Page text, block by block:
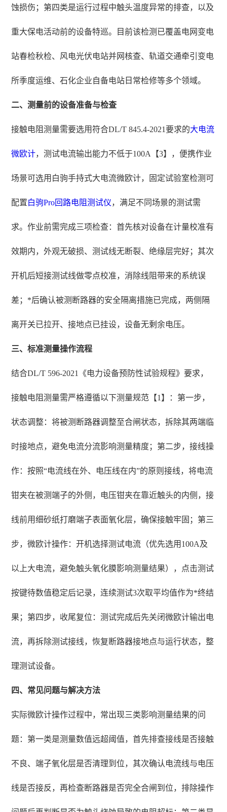
蚀损伤；第四类是运行过程中触头温度异常的排查，以及
重大保电活动前的设备特巡。目前该检测已覆盖电网变电
站春检秋检、风电光伏电站并网核查、轨道交通牵引变电
所季度运维、石化企业自备电站日常检修等多个领域。
二、测量前的设备准备与检查
接触电阻测量需要选用符合DL/T 845.4-2021要求的大电流
微欧计，测试电流输出能力不低于100A【3】，便携作业
场景可选用白驹手持式大电流微欧计，固定试验室检测可
配置白驹Pro回路电阻测试仪，满足不同场景的测试需
求。作业前需完成三项检查：首先核对设备在计量校准有
效期内，外观无破损、测试线无断裂、绝缘层完好；其次
开机后短接测试线做零点校准，消除线阻带来的系统误
差；*后确认被测断路器的安全隔离措施已完成，两侧隔
离开关已拉开、接地点已挂设，设备无剩余电压。
三、标准测量操作流程
结合DL/T 596-2021《电力设备预防性试验规程》要求，
接触电阻测量需严格遵循以下测量规范【1】：第一步，
状态调整：将被测断路器调整至合闸状态，拆除其两端临
时接地点，避免电流分流影响测量精度；第二步，接线操
作：按照“电流线在外、电压线在内”的原则接线，将电流
钳夹在被测端子的外侧，电压钳夹在靠近触头的内侧，接
线前用细砂纸打磨端子表面氧化层，确保接触牢固；第三
步，微欧计操作：开机选择测试电流（优先选用100A及
以上大电流，避免触头氧化膜影响测量结果），点击测试
按键待数值稳定后记录，连续测试3次取平均值作为*终结
果；第四步，收尾复位：测试完成后先关闭微欧计输出电
流，再拆除测试接线，恢复断路器接地点与运行状态，整
理测试设备。
四、常见问题与解决方法
实际微欧计操作过程中，常出现三类影响测量结果的问
题：第一类是测量数值远超阈值，首先排查接线是否接触
不良、端子氧化层是否清理到位，其次确认电流线与电压
线是否接反，再检查断路器是否完全合闸到位，排除操作